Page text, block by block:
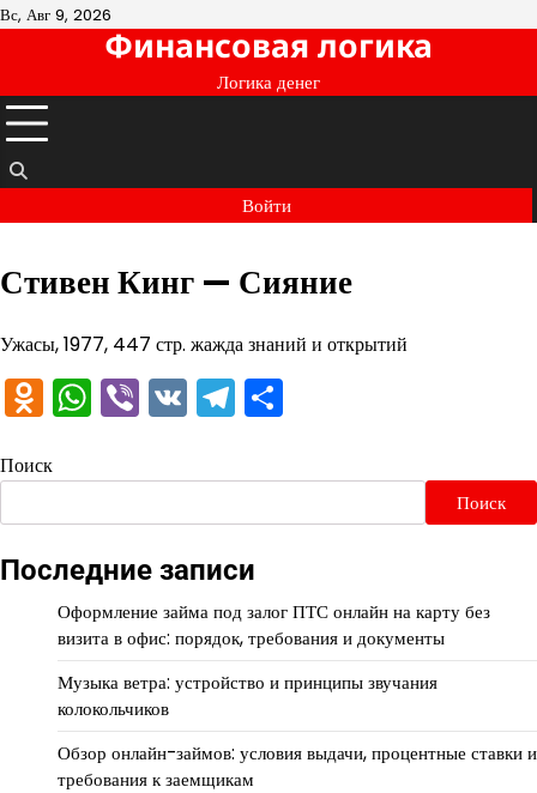
Перейти
Вс, Авг 9, 2026
Финансовая логика
Логика денег
Войти
Стивен Кинг — Сияние
Ужасы, 1977, 447 стр. жажда знаний и открытий
Odnoklassniki
WhatsApp
Viber
VKTelegram
Поиск
Поиск
Последние записи
Оформление займа под залог ПТС онлайн на карту без
визита в офис: порядок, требования и документы
Музыка ветра: устройство и принципы звучания
колокольчиков
Обзор онлайн-займов: условия выдачи, процентные ставки и
требования к заемщикам